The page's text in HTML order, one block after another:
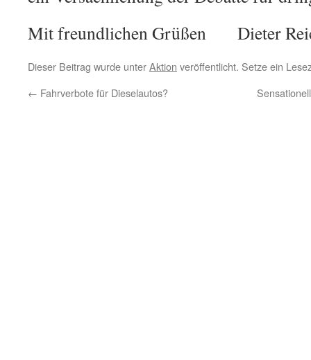
Mit freundlichen Grüßen Dieter
Dieser Beitrag wurde unterAktion veröffentlicht. Setze ein
← Fahrverbote für Dieselautos?